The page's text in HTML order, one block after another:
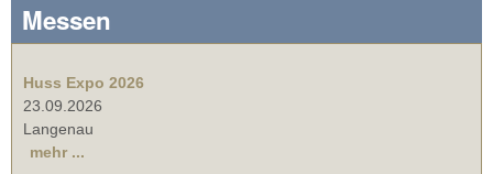
Messen
Huss Expo 2026
23.09.2026
Langenau
mehr ...